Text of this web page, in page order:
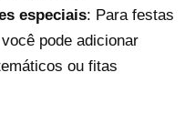
especiais: Para festas
pode adicionar
ou fitas